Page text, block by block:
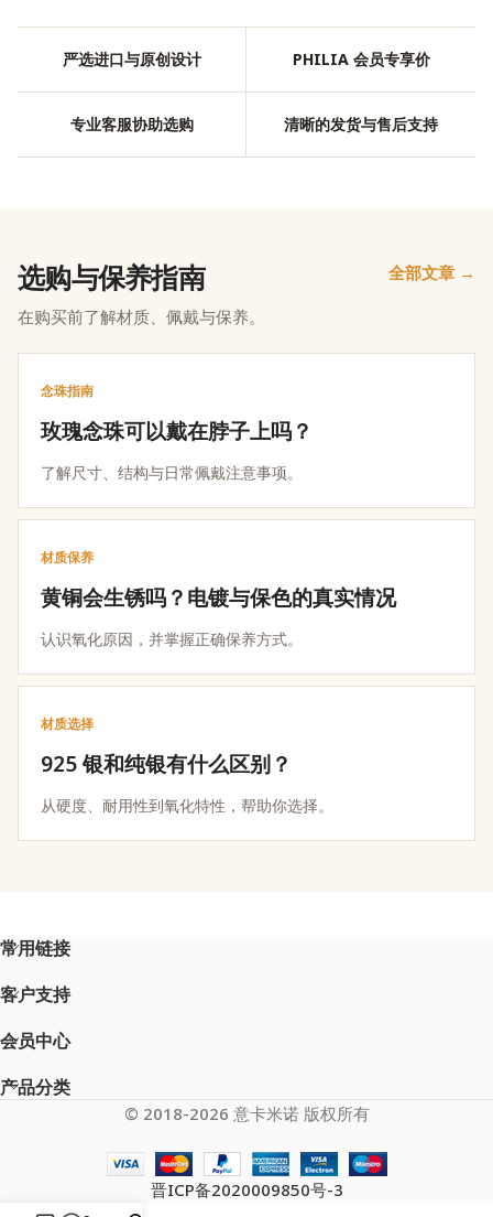
严选进口与原创设计 PHILIA 会员专享价
专业客服协助选购 清晰的发货与售后支持
选购与保养指南
在购买前了解材质、佩戴与保养。
全部文章 →
念珠指南
玫瑰念珠可以戴在脖子上吗？
了解尺寸、结构与日常佩戴注意事项。
材质保养
黄铜会生锈吗？电镀与保色的真实情况
认识氧化原因，并掌握正确保养方式。
材质选择
925 银和纯银有什么区别？
从硬度、耐用性到氧化特性，帮助你选择。
常用链接
客户支持
会员中心
产品分类
© 2018-2026 意卡米诺 版权所有
晋ICP备2020009850号-3